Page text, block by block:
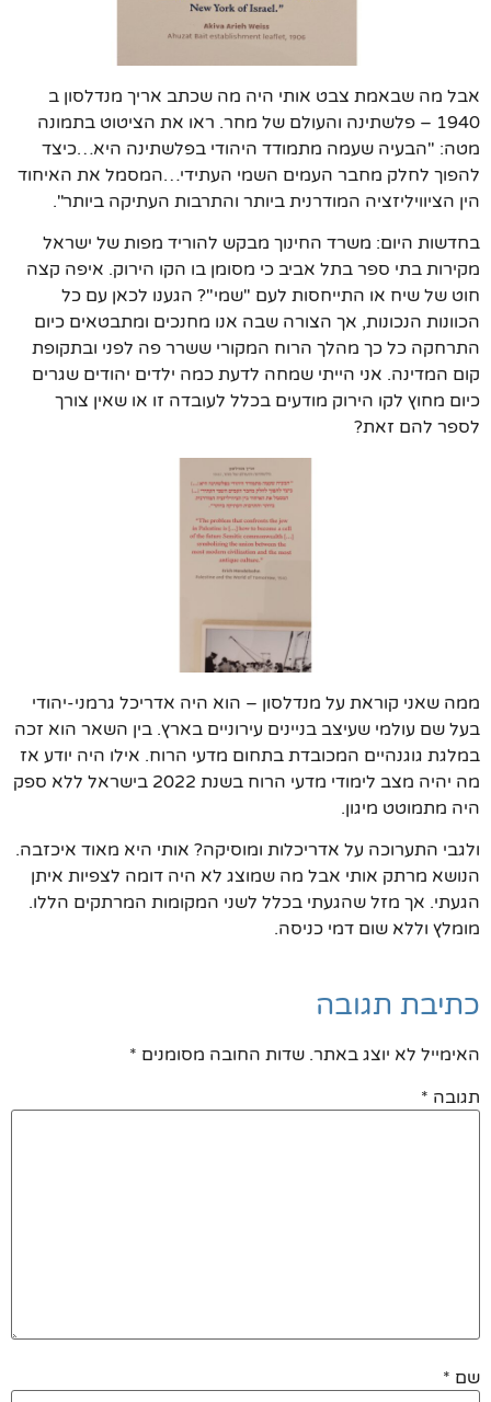
אבל מה שבאמת צבט אותי היה מה שכתב אריך מנדלסון ב
1940 – פלשתינה והעולם של מחר. ראו את הציטוט בתמונה
מטה: "הבעיה שעמה מתמודד היהודי בפלשתינה היא…כיצד
להפוך לחלק מחבר העמים השמי העתידי…המסמל את האיחוד
הין הציוויליזציה המודרנית ביותר והתרבות העתיקה ביותר".
בחדשות היום: משרד החינוך מבקש להוריד מפות של ישראל
מקירות בתי ספר בתל אביב כי מסומן בו הקו הירוק. איפה קצה
חוט של שיח או התייחסות לעם "שמי"? הגענו לכאן עם כל
הכוונות הנכונות, אך הצורה שבה אנו מחנכים ומתבטאים כיום
התרחקה כל כך מהלך הרוח המקורי ששרר פה לפני ובתקופת
קום המדינה. אני הייתי שמחה לדעת כמה ילדים יהודים שגרים
כיום מחוץ לקו הירוק מודעים בכלל לעובדה זו או שאין צורך
לספר להם זאת?
ממה שאני קוראת על מנדלסון – הוא היה אדריכל גרמני-יהודי
בעל שם עולמי שעיצב בניינים עירוניים בארץ. בין השאר הוא זכה
במלגת גוגנהיים המכובדת בתחום מדעי הרוח. אילו היה יודע אז
מה יהיה מצב לימודי מדעי הרוח בשנת 2022 בישראל ללא ספק
היה מתמוטט מיגון.
ולגבי התערוכה על אדריכלות ומוסיקה? אותי היא מאוד איכזבה.
הנושא מרתק אותי אבל מה שמוצג לא היה דומה לצפיות איתן
הגעתי. אך מזל שהגעתי בכלל לשני המקומות המרתקים הללו.
מומלץ וללא שום דמי כניסה.
כתיבת תגובה
האימייל לא יוצג באתר. שדות החובה מסומנים *
תגובה *
שם *